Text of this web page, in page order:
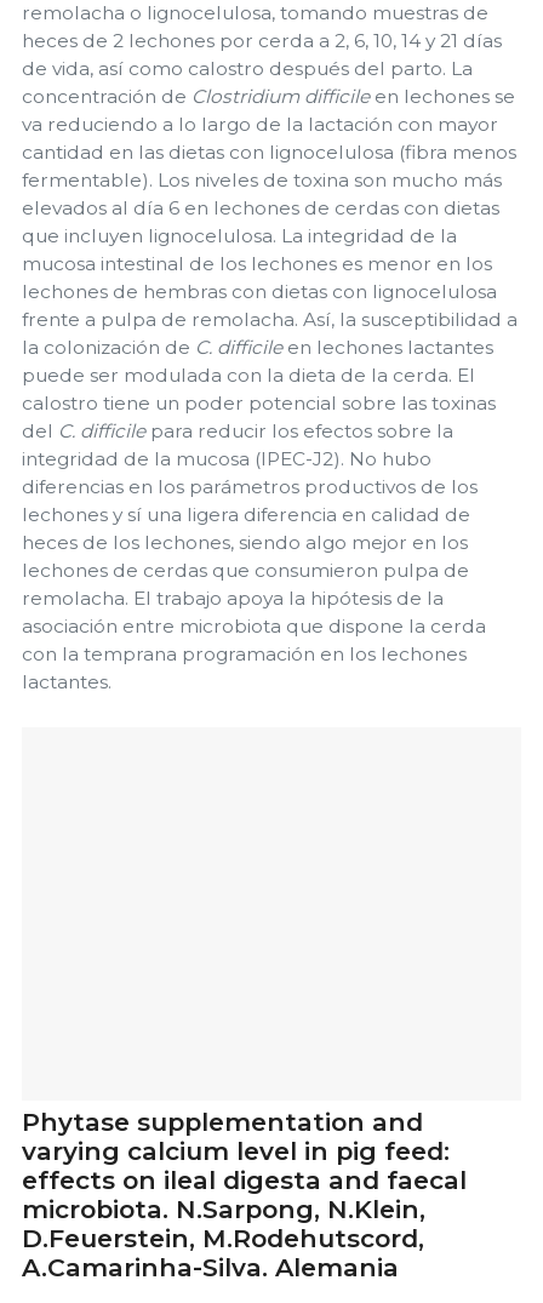
remolacha o lignocelulosa, tomando muestras de
heces de 2 lechones por cerda a 2, 6, 10, 14 y 21 días
de vida, así como calostro después del parto. La
concentración de Clostridium difficileen lechones se
va reduciendo a lo largo de la lactación con mayor
cantidad en las dietas con lignocelulosa (fibra menos
fermentable). Los niveles de toxina son mucho más
elevados al día 6 en lechones de cerdas con dietas
que incluyen lignocelulosa. La integridad de la
mucosa intestinal de los lechones es menor en los
lechones de hembras con dietas con lignocelulosa
frente a pulpa de remolacha. Así, la susceptibilidad a
la colonización de C. difficileen lechones lactantes
puede ser modulada con la dieta de la cerda. El
calostro tiene un poder potencial sobre las toxinas
del C. difficilepara reducir los efectos sobre la
integridad de la mucosa (IPEC-J2). No hubo
diferencias en los parámetros productivos de los
lechones y sí una ligera diferencia en calidad de
heces de los lechones, siendo algo mejor en los
lechones de cerdas que consumieron pulpa de
remolacha. El trabajo apoya la hipótesis de la
asociación entre microbiota que dispone la cerda
con la temprana programación en los lechones
lactantes.
Phytase supplementation and
varying calcium level in pig feed:
effects on ileal digesta and faecal
microbiota. N.Sarpong, N.Klein,
D.Feuerstein, M.Rodehutscord,
A.Camarinha-Silva. Alemania